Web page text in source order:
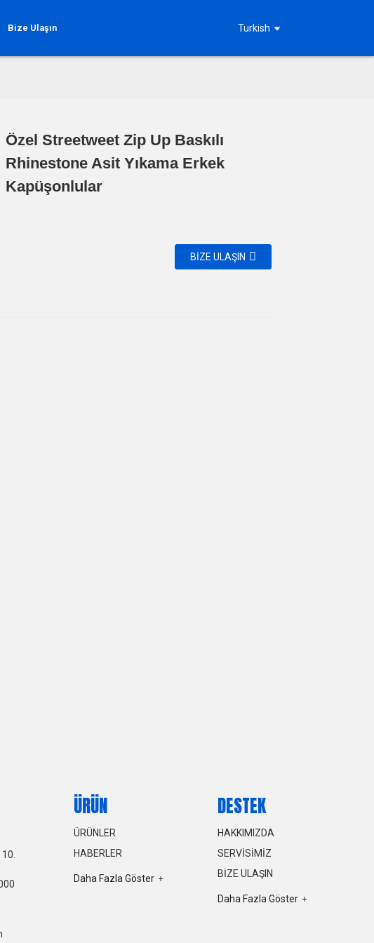
Bize Ulaşın Turkish
Loading...
Loading...
Özel Streetweet Zip Up Baskılı
Rhinestone Asit Yıkama Erkek
Kapüşonlular
BIZE ULAŞIN
ÜRÜN
ÜRÜNLER
HABERLER
Daha Fazla Göster
DESTEK
HAKKIMIZDA
SERVISIMIZ
BIZE ULAŞIN
Daha Fazla Göster